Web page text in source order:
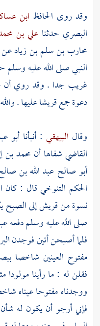
وقد روى الحافظ ابن
البصري حدثنا علي بن
محارب بن سلم بن زيادعن
النبي صلى الله عليه وسلم
غريب جدا . وقد روي أن
دعوة جمعقريشاعليها .
وقال البيهقي : أنبأنا أبو
القاضيشفاها أن محمد بن
أبو صالح عبد الله بن
الحكم التنوخيقال : كان
نسوة منقريشإلى الصبح
صلى الله عليه وسلم دفعه
فلما أصبحن أتين فوجدن
مفتوح العينين شاخصا
فقلن له : ما رأينا مولودا
ووجدناه مفتوحا عيناه
فإني أرجو أن يكون له